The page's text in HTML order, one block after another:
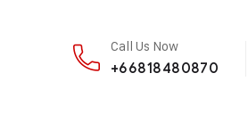
Call Us Now
+66818480870